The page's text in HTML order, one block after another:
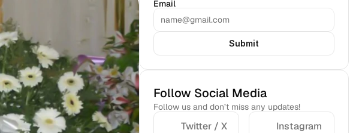
Email
Submit
Follow Social Media
Follow us and don’t miss any updates!
Twitter / X Instagram